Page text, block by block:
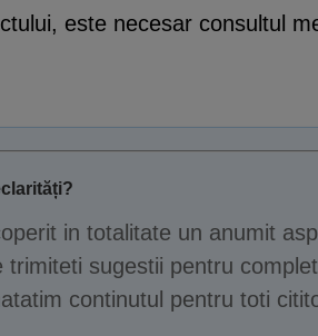
este necesar consultul
in totalitate un anumit
sugestii pentru
continutul pentru toti